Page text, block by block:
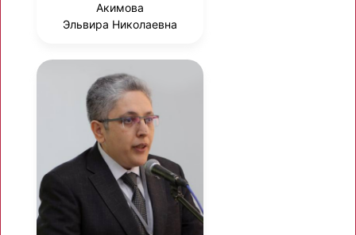
Акимова
Эльвира Николаевна